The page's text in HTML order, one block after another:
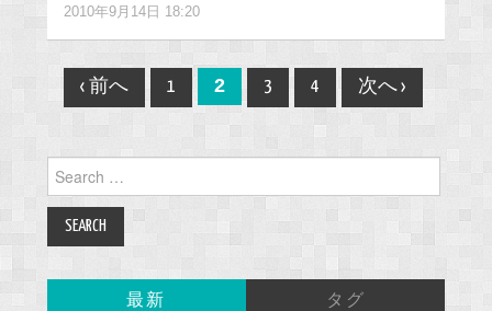
2010年9月14日 18:20
Post
navigation
‹ 前へ 1 2 3 4 次へ ›
Search
for:
最新 タグ